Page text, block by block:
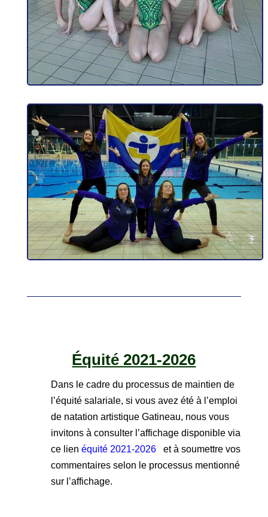
Équité 2021-2026
Dans le cadre du processus de maintien de
l’équité salariale, si vous avez été à l’emploi
de natation artistique Gatineau, nous vous
invitons à consulter l’affichage disponible via
ce lien équité 2021-2026
et à soumettre vos
commentaires selon le processus mentionné
sur l’affichage.